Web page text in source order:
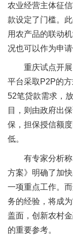
农业经营主体征
款设定了门槛。
用农产品的联动
况也可以作为申
重庆试点开
平台采取P2P的
52笔贷款需求，
目，则由政府出
保，担保授信额
低。
有专家分析
方案》明确了加
一项重点工作。
务的经验，将成
盖面，创新农村
的重要参考。